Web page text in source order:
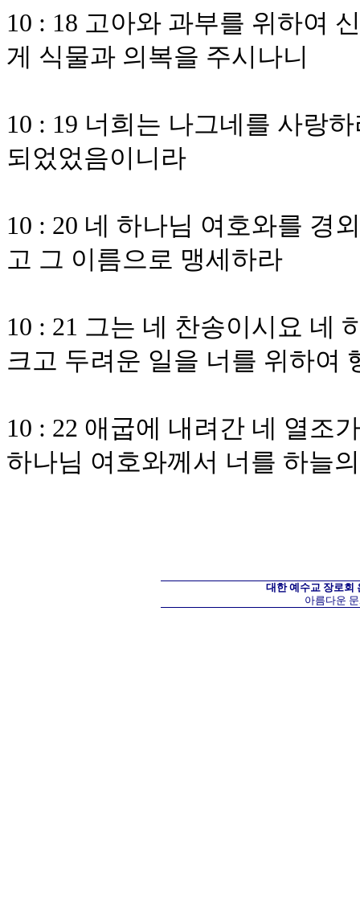
10 : 18 고아와 과부를 위하여
게 식물과 의복을 주시나니
10 : 19 너희는 나그네를 사랑
되었었음이니라
10 : 20 네 하나님 여호와를 경
고 그 이름으로 맹세하라
10 : 21 그는 네 찬송이시요 네
크고 두려운 일을 너를 위하여
10 : 22 애굽에 내려간 네 열조
하나님 여호와께서 너를 하늘
대한 예수교 장로회
아름다운